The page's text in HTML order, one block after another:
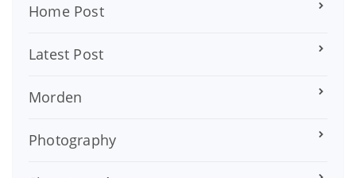
Home Post
Latest Post
Morden
Photography